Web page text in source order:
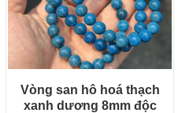
Vòng san hô hoá thạch
xanh dương 8mm độc